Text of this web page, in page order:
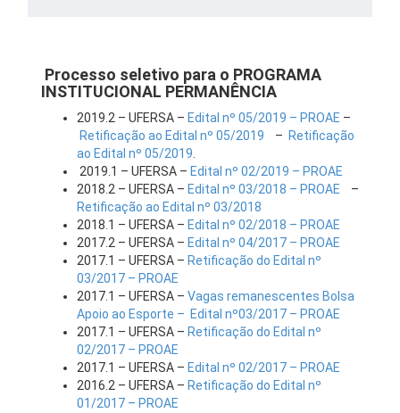
Processo seletivo para o PROGRAMA
INSTITUCIONAL PERMANÊNCIA
2019.2 – UFERSA – Edital nº 05/2019 – PROAE –
Retificação ao Edital nº 05/2019
– Retificação
ao Edital nº 05/2019
2019.1 – UFERSA – Edital nº 02/2019 – PROAE
2018.2 – UFERSA – Edital nº 03/2018 – PROAE
–
Retificação ao Edital nº 03/2018
2018.1 – UFERSA – Edital nº 02/2018 – PROAE
2017.2 – UFERSA – Edital nº 04/2017 – PROAE
2017.1 – UFERSA – Retificação do Edital nº
03/2017 – PROAE
2017.1 – UFERSA – Vagas remanescentes Bolsa
Apoio ao Esporte – Edital nº03/2017 – PROAE
2017.1 – UFERSA – Retificação do Edital nº
02/2017 – PROAE
2017.1 – UFERSA – Edital nº 02/2017 – PROAE
2016.2 – UFERSA – Retificação do Edital nº
01/2017 – PROAE